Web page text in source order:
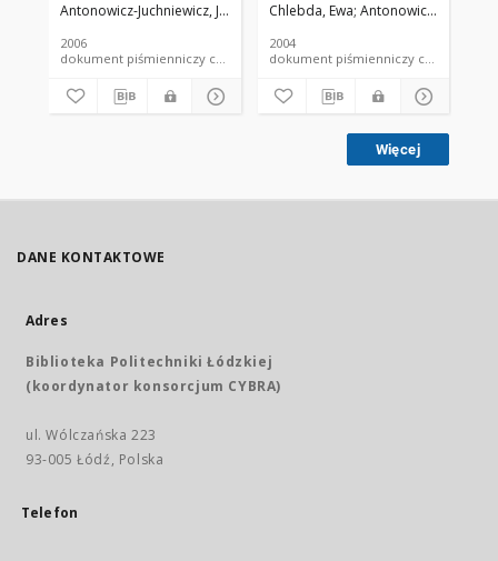
przebiegu stosowania
diagnostycznych
Antonowicz-Juchniewicz, Jolanta Jodkowska, Anna Kwiecińska,
2006
dokument piśmienniczy czasopismo - artykuł
surowicy u
miedzi
Chlebda, Ewa Antonowicz-
2004
dokument piśmienniczy
Więcej
DANE KONTAKTOWE
Adres
Biblioteka Politechniki Łódzkiej
(koordynator konsorcjum CYBRA)
ul. Wólczańska 223
93-005 Łódź, Polska
Telefon